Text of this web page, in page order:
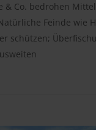
& Co. bedrohen
Feinde wie
schützen;